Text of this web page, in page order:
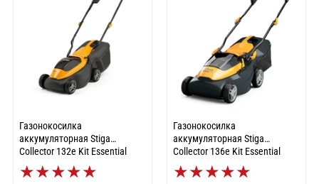
Газонокосилка
аккумуляторная Stiga
Collector 132e Kit Essential
★★★★★
Газонокосилка
аккумуляторная Stiga
Collector 136e Kit Essential
★★★★★